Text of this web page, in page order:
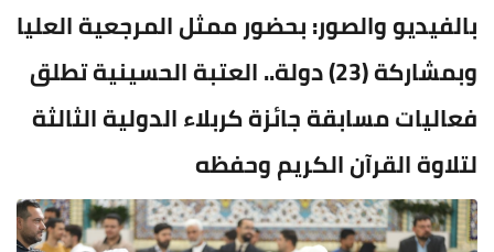
بالفيديو والصور: بحضور ممثل المرجعية العليا
وبمشاركة (23) دولة.. العتبة الحسينية تطلق
فعاليات مسابقة جائزة كربلاء الدولية الثالثة
لتلاوة القرآن الكريم وحفظه